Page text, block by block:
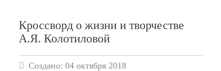
Кроссворд о жизни и творчестве
А.Я. Колотиловой
Создано: 04 октября 2018